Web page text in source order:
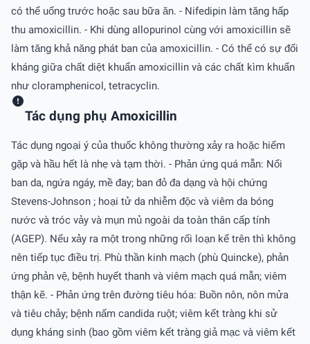
có thể uống trước hoặc sau bữa ăn. - Nifedipin làm tăng hấp
thu amoxicillin. - Khi dùng allopurinol cùng với amoxicillin sẽ
làm tăng khả năng phát ban của amoxicillin. - Có thể có sự đối
kháng giữa chất diệt khuẩn amoxicillin và các chất kìm khuẩn
như cloramphenicol, tetracyclin.
Tác dụng phụ Amoxicillin
Tác dụng ngoại ý của thuốc không thường xảy ra hoặc hiếm
gặp và hầu hết là nhẹ và tạm thời. - Phản ứng quá mẫn: Nổi
ban da, ngứa ngáy, mề đay; ban đỏ đa dạng và hội chứng
Stevens-Johnson ; hoại tử da nhiễm độc và viêm da bóng
nước và tróc vảy và mụn mủ ngoài da toàn thân cấp tính
(AGEP). Nếu xảy ra một trong những rối loạn kể trên thì không
nên tiếp tục điều trị. Phù thần kinh mạch (phù Quincke), phản
ứng phản vệ, bệnh huyết thanh và viêm mạch quá mẫn; viêm
thận kẽ. - Phản ứng trên đường tiêu hóa: Buồn nôn, nôn mửa
và tiêu chảy; bệnh nấm candida ruột; viêm kết tràng khi sử
dụng kháng sinh (bao gồm viêm kết tràng giả mạc và viêm kết